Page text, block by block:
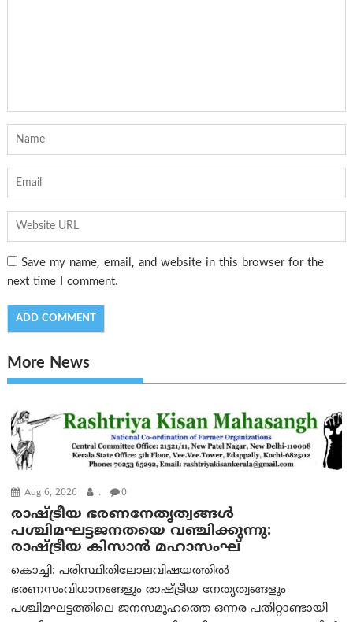
Save my name, email, and website in this browser for the
next time I comment.
More News
Aug 6, 2026 . 0
രാഷ്ട്രീയ ഭരണനേതൃത്വങ്ങള്‍
പശ്ചിമഘട്ടജനതയെ വഞ്ചിക്കുന്നു:
രാഷ്ട്രീയ കിസാന്‍ മഹാസംഘ്
കൊച്ചി: പരിസ്ഥിതിലോലവിഷയത്തില്‍
ഭരണസംവിധാനങ്ങളും രാഷ്ട്രീയ നേതൃത്വങ്ങളും
പശ്ചിമഘട്ടത്തിലെ ജനസമൂഹത്തെ ഒന്നര പതിറ്റാണ്ടായി